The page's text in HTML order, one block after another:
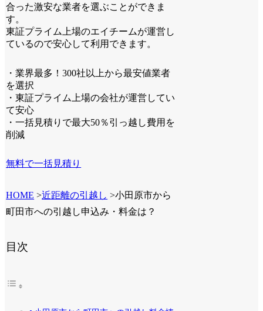
合った激安な業者を選ぶことができま
す。
東証プライム上場のエイチームが運営し
ているので安心して利用できます。
・業界最多！300社以上から最安値業者
を選択
・東証プライム上場の会社が運営してい
て安心
・一括見積りで最大50％引っ越し費用を
削減
無料で一括見積り
HOME >近距離の引越し >小田原市から
町田市への引越し申込み・料金は？
目次